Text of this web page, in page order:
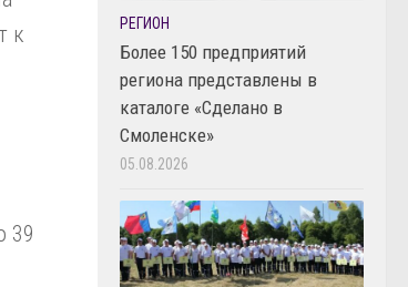
к
39
РЕГИОН
Более 150 предприятий
региона представлены в
каталоге «Сделано в
Смоленске»
05.08.2026